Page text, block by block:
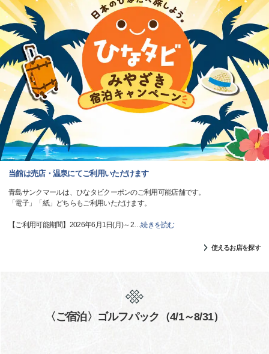
当館は売店・温泉にてご利用いただけます
青島サンクマールは、ひなタビクーポンのご利用可能店舗です。
「電子」「紙」どちらもご利用いただけます。
【ご利用可能期間】2026年6月1日(月)～2…続きを読む
使えるお店を探す
〈ご宿泊〉ゴルフパック（4/1～8/31）